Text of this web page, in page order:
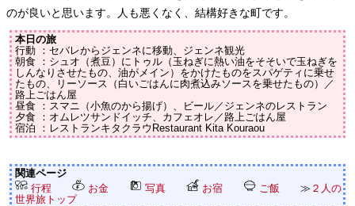
のが良いと思います。人も悪くなく、結構好きな町です。
本日の旅
行動 ：セバレからジェンネに移動、ジェンネ観光
朝食 ：シュオ（煮豆）にトゥル（玉ねぎに熱い油をそそいで玉ねぎを
しんなりさせたもの、油がメイン）をかけたものをスパゲティに乗せ
たもの、リーソース（白いごはんに肉煮込みソースを乗せたもの）／
路上ごはん屋
昼食 ：スマニ（小魚のから揚げ）、ビール／ジェンネのレストラン
夕食 ：オムレツサンドイッチ、カフェオレ／路上ごはん屋
宿泊 ：レストランキタクラウRestaurant Kita Kouraou
関連ページ
行程
お金 写真 お宿 ご飯 ≫ ２人の
世界旅トップ